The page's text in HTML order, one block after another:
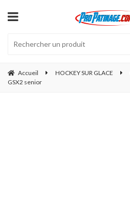
Accueil HOCKEY SUR GLACE
GSX2 senior